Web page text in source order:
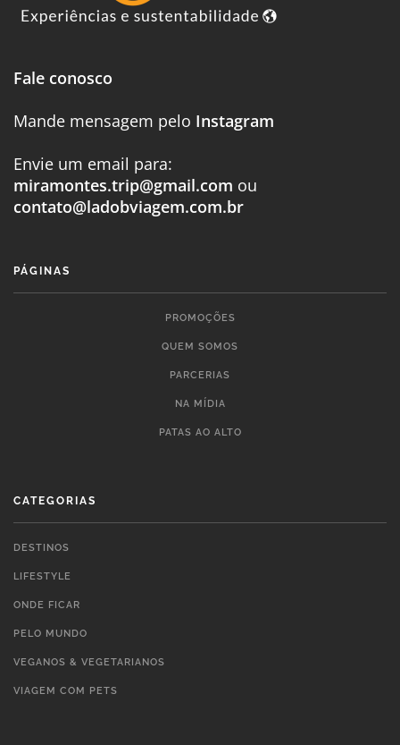
Fale conosco
Mande mensagem pelo Instagram
Envie um email para:
miramontes.trip@gmail.com ou
contato@ladobviagem.com.br
PÁGINAS
PROMOÇÕES
QUEM SOMOS
PARCERIAS
NA MÍDIA
PATAS AO ALTO
CATEGORIAS
DESTINOS
LIFESTYLE
ONDE FICAR
PELO MUNDO
VEGANOS & VEGETARIANOS
VIAGEM COM PETS